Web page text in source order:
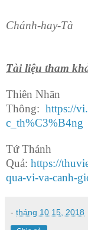
Chánh-hay-Tà
Tài liệu tham
Thiên Nhãn
Thông: https://
c_th%C3%B4ng
Tứ Thánh
Quả: https://
qua-vi-va-canh-
- tháng 10 15, 2018